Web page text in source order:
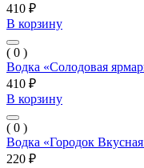
410 ₽
В корзину
( 0 )
Водка «Солодовая
410 ₽
В корзину
( 0 )
Водка «Городок
220 ₽